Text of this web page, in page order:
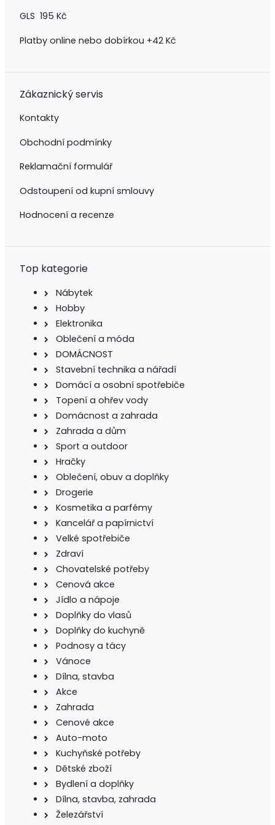
GLS 195 Kč
Platby online nebo dobírkou +42 Kč
Zákaznický servis
Kontakty
Obchodní podmínky
Reklamační formulář
Odstoupení od kupní smlouvy
Hodnocení a recenze
Top kategorie
Nábytek
Hobby
Elektronika
Oblečení a móda
DOMÁCNOST
Stavební technika a nářadí
Domácí a osobní spotřebiče
Topení a ohřev vody
Domácnost a zahrada
Zahrada a dům
Sport a outdoor
Hračky
Oblečení, obuv a doplňky
Drogerie
Kosmetika a parfémy
Kancelář a papírnictví
Velké spotřebiče
Zdraví
Chovatelské potřeby
Cenová akce
Jídlo a nápoje
Doplňky do vlasů
Doplňky do kuchyně
Podnosy a tácy
Vánoce
Dílna, stavba
Akce
Zahrada
Cenové akce
Auto-moto
Kuchyňské potřeby
Dětské zboží
Bydlení a doplňky
Dílna, stavba, zahrada
Železářství